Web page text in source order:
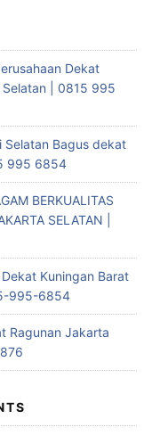
Dekat
| 0815 995
Selatan Bagus dekat
995 6854
BERKUALITAS
SELATAN |
Kuningan Barat
995-6854
Ragunan Jakarta